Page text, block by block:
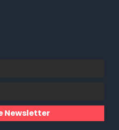
Newsletter